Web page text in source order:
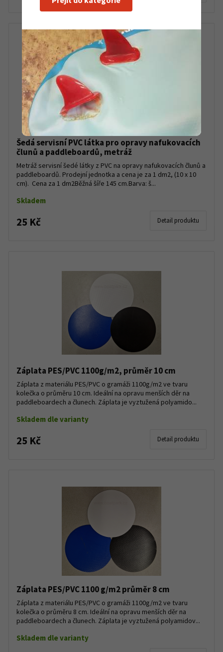
Šedá servisní PVC látka pro opravy nafukovacích
člunů a paddleboardů, metráž
Metráž servisní šedé látky z PVC na opravy nafukovacích člunů a
paddleboardů. Prodejní jednotka a cena je za 1 dm2, (10 x 10
cm). Cena za 1 dm2Běžná šíře 145 cm.Barva: š...
Skladem
25 Kč Detail produktu
Záplata PES/PVC 1100g/m2, průměr 10 cm
Záplata z materiálu PES/PVC o gramáži 1100g/m2 ve tvaru
kolečka o průměru 10 cm. Ideální na opravu menších děr na
paddleboardech a člunech. Záplata je vyztužená polyamido...
Skladem dle varianty
25 Kč Detail produktu
Záplata PES/PVC 1100 g/m2 průměr 8 cm
Záplata z materiálu PES/PVC o gramáži 1100g/m2 ve tvaru
kolečka o průměru 8 cm. Ideální na opravu menších děr na
paddleboardech a člunech. Záplata je vyztužená polyamidov...
Skladem dle varianty